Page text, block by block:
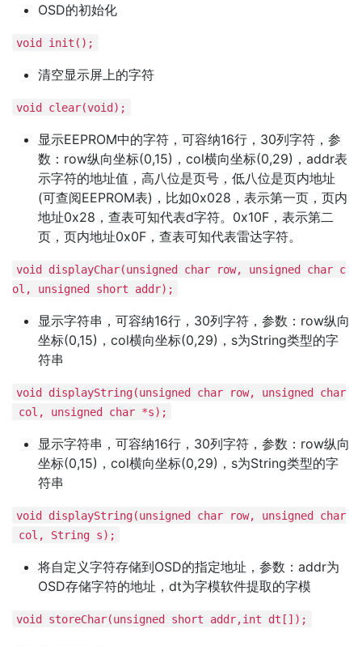
OSD的初始化
void init();
清空显示屏上的字符
void clear(void);
显示EEPROM中的字符，可容纳16行，30列字符，参
数：row纵向坐标(0,15)，col横向坐标(0,29)，addr表
示字符的地址值，高八位是页号，低八位是页内地址
(可查阅EEPROM表)，比如0x028，表示第一页，页内
地址0x28，查表可知代表d字符。0x10F，表示第二
页，页内地址0x0F，查表可知代表雷达字符。
void displayChar(unsigned char row, unsigned char c
ol, unsigned short addr);
显示字符串，可容纳16行，30列字符，参数：row纵向
坐标(0,15)，col横向坐标(0,29)，s为String类型的字
符串
void displayString(unsigned char row, unsigned char
col, unsigned char *s);
显示字符串，可容纳16行，30列字符，参数：row纵向
坐标(0,15)，col横向坐标(0,29)，s为String类型的字
符串
void displayString(unsigned char row, unsigned char
col, String s);
将自定义字符存储到OSD的指定地址，参数：addr为
OSD存储字符的地址，dt为字模软件提取的字模
void storeChar(unsigned short addr,int dt[]);